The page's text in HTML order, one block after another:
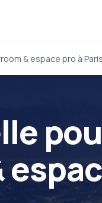
& espace pro à Paris